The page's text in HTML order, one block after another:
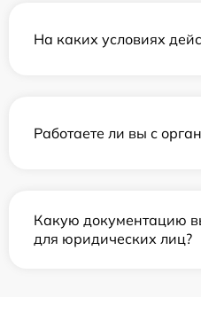
На каких условиях
Работаете ли вы с
Какую документацию
для юридических лиц?